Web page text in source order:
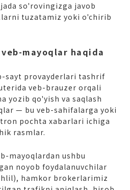
so'rovingizga javob
tuzatamiz yoki o'chirib
mayoqlar haqida
sayt provayderlari tashrif
veb-brauzer orqali
yozib qo'yish va saqlash
— bu veb-sahifalarga yoki
pochta xabarlari ichiga
rasmlar.
mayoqlardan ushbu
noyob foydalanuvchilar
hamkor brokerlarimiz